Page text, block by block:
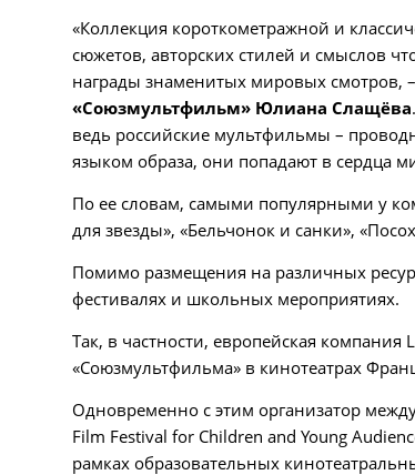
«Коллекция короткометражной и
сюжетов, авторских стилей и смыслов
награды знаменитых мировых смотров,
«Союзмультфильм» Юлиана Слащёва
ведь российские мультфильмы –
языком образа, они попадают в сердца
По ее словам, самыми популярными у
для звезды», «Бельчонок и санки»,
Помимо размещения на различных
фестивалях и школьных мероприятиях.
Так, в частности, европейская
«Союзмультфильма» в кинотеатрах
Одновременно с этим организатор
Film Festival for Children and Young
рамках образовательных